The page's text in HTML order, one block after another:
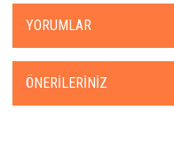
YORUMLAR
ÖNERILERINIZ